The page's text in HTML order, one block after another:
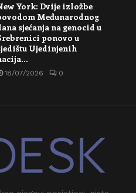
York: Dvije izložbe
Međunarodnog
sjećanja na genocid u
ponovo u
Ujedinjenih
18/07/2026 0